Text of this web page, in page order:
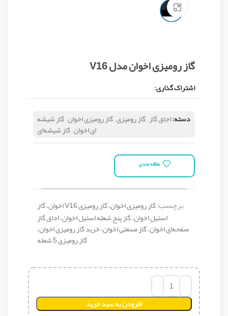
Click to enlarge
گاز رومیزی اخوان مدل V16
اشتراک گذاری:
دسته:اجاق گاز,گاز رومیزی,گاز رومیزی اخوان,گاز شیشه
ای اخوان,گاز شیشه‌ای
علاقه مندی
برچسب:
گاز رومیزی اخوان، گاز رومیزی V16 اخوان، گاز
استیل اخوان، گاز پنج شعله استیل اخوان، اجاق گاز
صفحه‌ای اخوان، گاز صنعتی اخوان، خرید گاز رومیزی اخوان،
گاز رومیزی 5 شعله
افزودن به سبد خرید